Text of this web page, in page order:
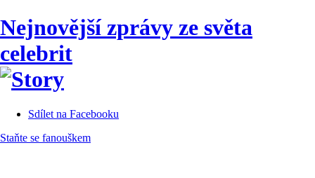
Nejnovější zprávy ze světa
celebrit
Sdílet na Facebooku
Staňte se fanouškem